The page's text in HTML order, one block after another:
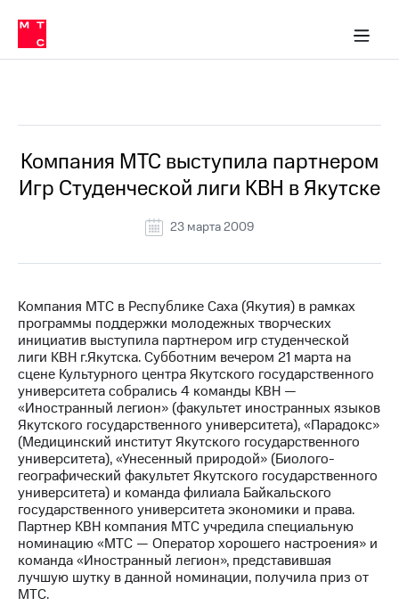
Медиа-центр
и акционерам
Устойчивое развитие
Комплаенс и деловая этика
компании
Карьера
История
компании
информация
Медиа-центр
Пресс-
релизы
МТС
о технологиях
Достижения
Интервью
Финансовая
отчетность
Контакты
Новости
в МТС
Пресс-
релизы
о технологиях
Компания МТС выступила партнером
Игр Студенческой лиги КВН в Якутске
23 марта 2009
Компания МТС в Республике Саха (Якутия) в рамках
программы поддержки молодежных творческих
инициатив выступила партнером игр студенческой
лиги КВН г.Якутска. Субботним вечером 21 марта на
сцене Культурного центра Якутского государственного
университета собрались 4 команды КВН —
«Иностранный легион» (факультет иностранных языков
Якутского государственного университета), «Парадокс»
(Медицинский институт Якутского государственного
университета), «Унесенный природой» (Биолого-
географический факультет Якутского государственного
университета) и команда филиала Байкальского
государственного университета экономики и права.
Партнер КВН компания МТС учредила специальную
номинацию «МТС — Оператор хорошего настроения» и
команда «Иностранный легион», представившая
лучшую шутку в данной номинации, получила приз от
МТС.